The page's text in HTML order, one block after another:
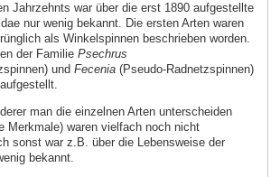
Jahrzehnts war über die erst 1890 aufgestellte
nur wenig bekannt. Die ersten Arten waren
als Winkelspinnen beschrieben worden.
der Familie Psechrus
und Fecenia(Pseudo-Radnetzspinnen)
man die einzelnen Arten unterscheiden
Merkmale) waren vielfach noch nicht
sonst war z.B. über die Lebensweise der
bekannt.